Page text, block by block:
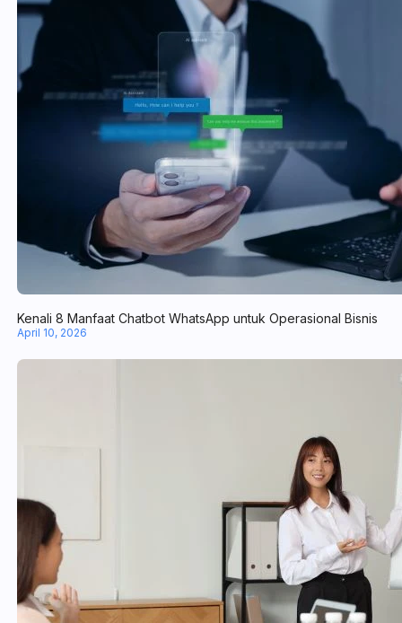
Kenali 8 Manfaat Chatbot WhatsApp untuk Operasional Bisnis
April 10, 2026